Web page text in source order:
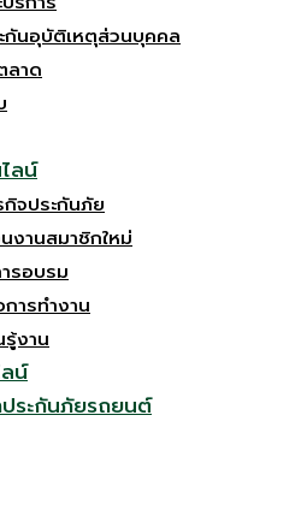
กันอุบัติเหตุส่วนบุคคล
ลาด
ลน์
กิจประกันภัย
งานสมาชิกใหม่
รอบรม
ารทำงาน
รู้งาน
น์
ระกันภัยรถยนต์